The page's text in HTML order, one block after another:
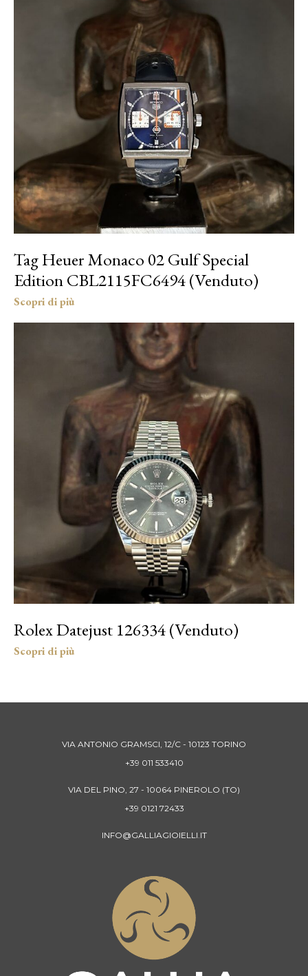
Tag Heuer Monaco 02 Gulf Special
Edition CBL2115FC6494 (Venduto)
Rolex Datejust 126334 (Venduto)
VIA ANTONIO GRAMSCI, 12/C - 10123 TORINO
+39 011 533410
VIA DEL PINO, 27 - 10064 PINEROLO (TO)
+39 0121 72433
INFO@GALLIAGIOIELLI.IT